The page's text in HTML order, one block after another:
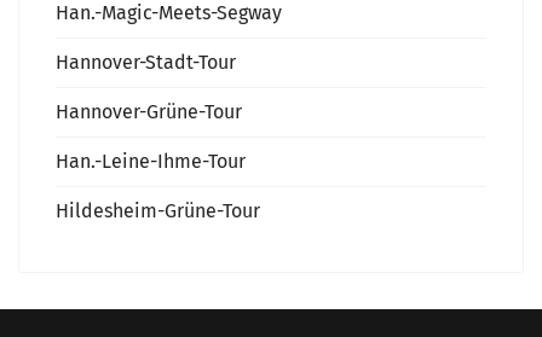
Han.-Magic-Meets-Segway
Hannover-Stadt-Tour
Hannover-Grüne-Tour
Han.-Leine-Ihme-Tour
Hildesheim-Grüne-Tour